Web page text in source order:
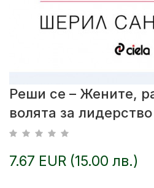
Реши се – Жените,
волята за лидерство
7.67 EUR (15.00 лв.)